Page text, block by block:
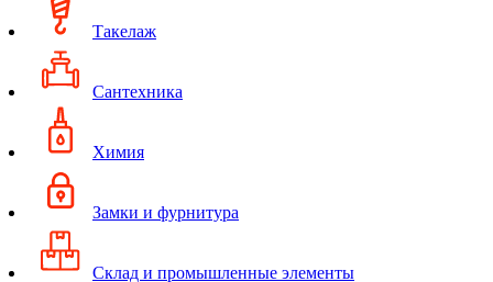
Такелаж
Сантехника
Химия
Замки и фурнитура
Склад и промышленные элементы